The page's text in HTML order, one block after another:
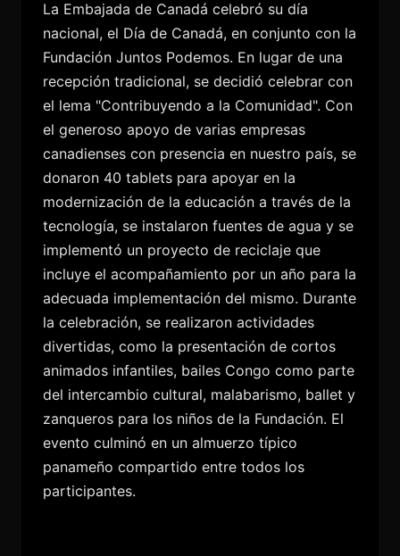
La Embajada de Canadá celebró su día
nacional, el Día de Canadá, en conjunto con la
Fundación Juntos Podemos. En lugar de una
recepción tradicional, se decidió celebrar con
el lema "Contribuyendo a la Comunidad". Con
el generoso apoyo de varias empresas
canadienses con presencia en nuestro país, se
donaron 40 tablets para apoyar en la
modernización de la educación a través de la
tecnología, se instalaron fuentes de agua y se
implementó un proyecto de reciclaje que
incluye el acompañamiento por un año para la
adecuada implementación del mismo. Durante
la celebración, se realizaron actividades
divertidas, como la presentación de cortos
animados infantiles, bailes Congo como parte
del intercambio cultural, malabarismo, ballet y
zanqueros para los niños de la Fundación. El
evento culminó en un almuerzo típico
panameño compartido entre todos los
participantes.